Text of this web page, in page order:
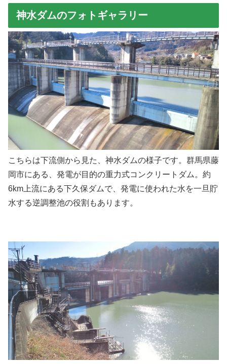
神水ダムのフォトギャラリー
こちらは下流側から見た、神水ダムの様子です。群馬県藤
岡市にある、発電が目的の重力式コンクリートダム。約
6km上流にある下久保ダムで、発電に使われた水を一旦貯
水する逆調整池の役割もあります。